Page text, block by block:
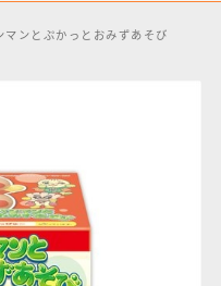
マンとぷかっとおみずあそび